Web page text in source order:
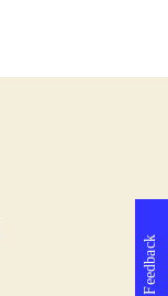
Feedback